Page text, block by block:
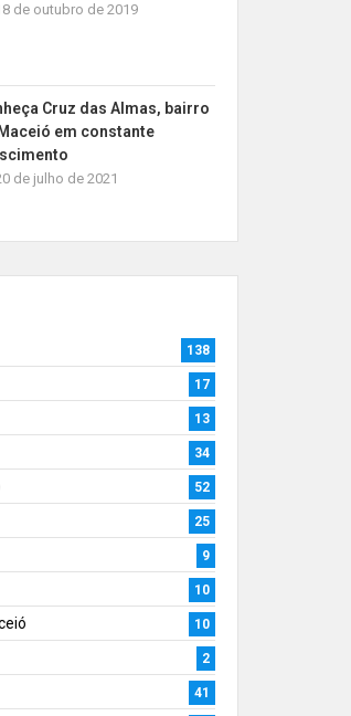
de outubro de 2019
Cruz das Almas, bairro
em constante
de julho de 2021
138
17
13
34
52
25
9
10
10
2
41